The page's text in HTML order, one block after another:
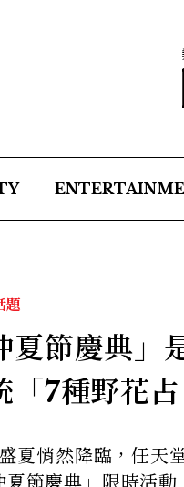
題
夏節慶典」
「7種野花
夏悄然降臨，任天